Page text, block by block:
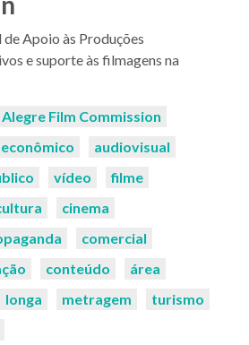
Apoio às Produções
e suporte às filmagens na
Film Commission
audiovisual
vídeo
filme
cinema
comercial
conteúdo
área
longa metragem
turismo